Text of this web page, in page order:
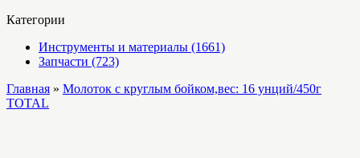
Категории
Инструменты и материалы (1661)
Запчасти (723)
Главная » Молоток с круглым бойком,вес: 16 унций/450г
TOTAL